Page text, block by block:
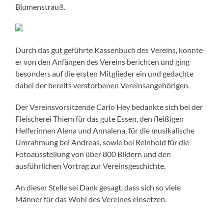
Blumenstrauß.
Durch das gut geführte Kassenbuch des Vereins, konnte
er von den Anfängen des Vereins berichten und ging
besonders auf die ersten Mitglieder ein und gedachte
dabei der bereits verstorbenen Vereinsangehörigen.
Der Vereinsvorsitzende Carlo Hey bedankte sich bei der
Fleischerei Thiem für das gute Essen, den fleißigen
Helferinnen Alena und Annalena, für die musikalische
Umrahmung bei Andreas, sowie bei Reinhold für die
Fotoausstellung von über 800 Bildern und den
ausführlichen Vortrag zur Vereinsgeschichte.
An dieser Stelle sei Dank gesagt, dass sich so viele
Männer für das Wohl des Vereines einsetzen.